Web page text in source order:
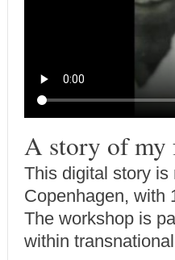
A story of my
This digital story is
Copenhagen, with
The workshop is
within